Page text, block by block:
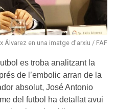
Álvarez en una imatge d'arxiu / FAF
es troba analitzant la
de l’embolic arran de la
absolut, José Antonio
del futbol ha detallat avui